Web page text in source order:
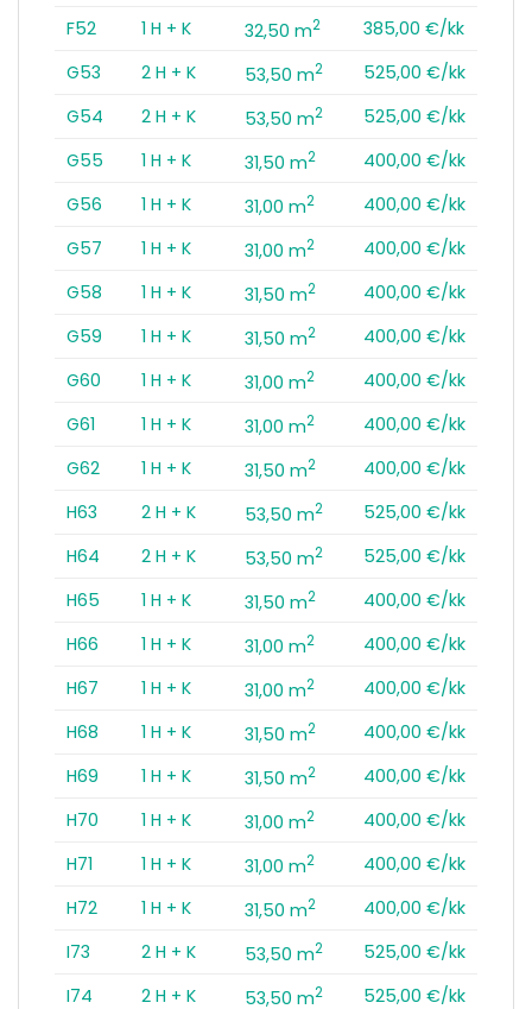
F52
1 H + K 32,50 m2
385,00 €/kk
G53
2 H + K 53,50 m2
525,00 €/kk
G54
2 H + K 53,50 m2
525,00 €/kk
G55
1 H + K 31,50 m2
400,00 €/kk
G56
1 H + K 31,00 m2
400,00 €/kk
G57
1 H + K 31,00 m2
400,00 €/kk
G58
1 H + K 31,50 m2
400,00 €/kk
G59
1 H + K 31,50 m2
400,00 €/kk
G60
1 H + K 31,00 m2
400,00 €/kk
G61
1 H + K 31,00 m2
400,00 €/kk
G62
1 H + K 31,50 m2
400,00 €/kk
H63
2 H + K 53,50 m2
525,00 €/kk
H64
2 H + K 53,50 m2
525,00 €/kk
H65
1 H + K 31,50 m2
400,00 €/kk
H66
1 H + K 31,00 m2
400,00 €/kk
H67
1 H + K 31,00 m2
400,00 €/kk
H68
1 H + K 31,50 m2
400,00 €/kk
H69
1 H + K 31,50 m2
400,00 €/kk
H70
1 H + K 31,00 m2
400,00 €/kk
H71
1 H + K 31,00 m2
400,00 €/kk
H72
1 H + K 31,50 m2
400,00 €/kk
I73
2 H + K 53,50 m2
525,00 €/kk
I74
2 H + K 53,50 m2 525,00 €/kk